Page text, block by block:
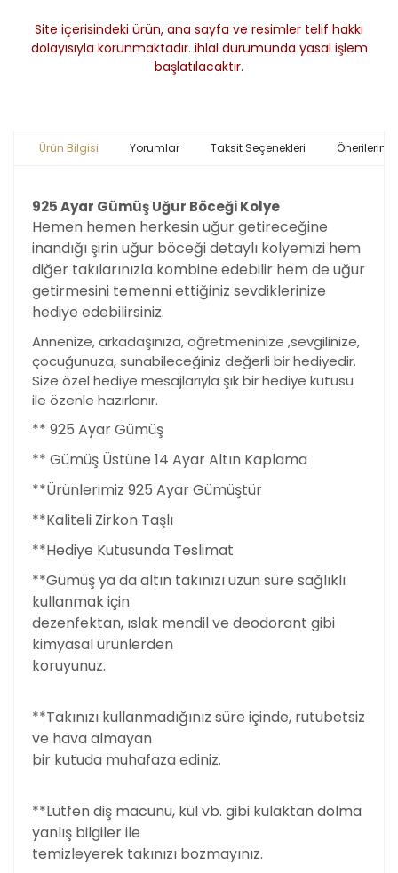
Site içerisindeki ürün, ana sayfa ve resimler telif hakkı
dolayısıyla korunmaktadır. ihlal durumunda yasal işlem
başlatılacaktır.
Ürün Bilgisi Yorumlar Taksit Seçenekleri Önerileriniz
925 Ayar Gümüş Uğur Böceği Kolye
Hemen hemen herkesin uğur getireceğine
inandığı şirin uğur böceği detaylı kolyemizi hem
diğer takılarınızla kombine edebilir hem de uğur
getirmesini temenni ettiğiniz sevdiklerinize
hediye edebilirsiniz.
Annenize, arkadaşınıza, öğretmeninize ,sevgilinize,
çocuğunuza, sunabileceğiniz değerli bir hediyedir.
Size özel hediye mesajlarıyla şık bir hediye kutusu
ile özenle hazırlanır.
** 925 Ayar Gümüş
** Gümüş Üstüne 14 Ayar Altın Kaplama
**Ürünlerimiz 925 Ayar Gümüştür
**Kaliteli Zirkon Taşlı
**Hediye Kutusunda Teslimat
**Gümüş ya da altın takınızı uzun süre sağlıklı
kullanmak için
dezenfektan, ıslak mendil ve deodorant gibi
kimyasal ürünlerden
koruyunuz.
**Takınızı kullanmadığınız süre içinde, rutubetsiz
ve hava almayan
bir kutuda muhafaza ediniz.
**Lütfen diş macunu, kül vb. gibi kulaktan dolma
yanlış bilgiler ile
temizleyerek takınızı bozmayınız.